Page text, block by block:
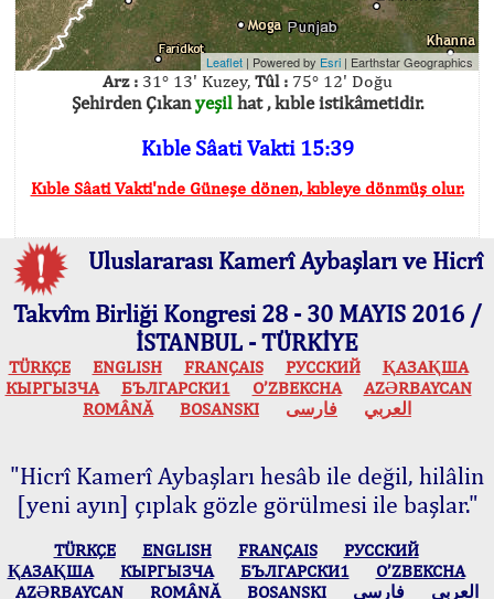
Leaflet | Powered by Esri | Earthstar Geographics
Arz :31° 13' Kuzey, Tûl :75° 12' Doğu
Şehirden Çıkanyeşilhat , kıble istikâmetidir.
Kıble Sâati Vakti 15:39
Kıble Sâati Vakti'nde Güneşe dönen, kıbleye dönmüş olur.
Uluslararası Kamerî Aybaşları ve Hicrî
Takvîm Birliği Kongresi 28 - 30 MAYIS 2016 /
İSTANBUL - TÜRKİYE
TÜRKÇE ENGLISH FRANÇAIS РУССКИЙ
ҚАЗАҚША
КЫPГЫЗЧA
БЪЛГАРСКИ1 O’ZBEKCHA
AZӘRBAYCAN
ROMÂNĂ
BOSANSKI العربي فارسی
"Hicrî Kamerî Aybaşları hesâb ile değil, hilâlin
[yeni ayın] çıplak gözle görülmesi ile başlar."
TÜRKÇE ENGLISH FRANÇAIS
РУССКИЙ
ҚАЗАҚША
КЫPГЫЗЧA БЪЛГАРСКИ1
O’ZBEKCHA
AZӘRBAYCAN
ROMÂNĂ BOSANSKI العربي فارسی